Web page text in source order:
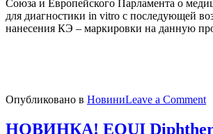
Союза и Европейского Парламента о
для диагностики in vitro с последующей
нанесения КЭ – маркировки на данную
Опубликовано в НовиниLeave a Commenton
НОВИНКА! EQUI